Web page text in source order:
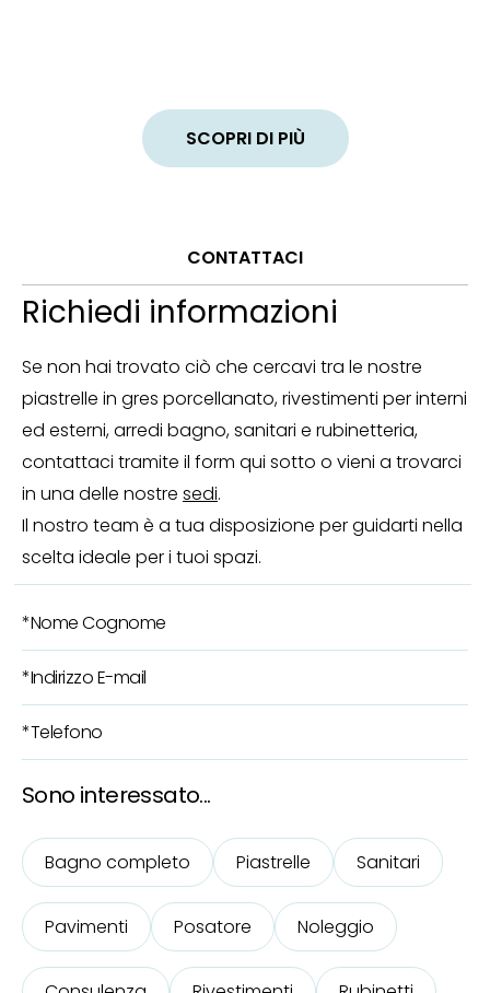
SCOPRI DI PIÙ
CONTATTACI
Richiedi informazioni
Se non hai trovato ciò che cercavi tra le nostre
piastrelle in gres porcellanato, rivestimenti per interni
ed esterni, arredi bagno, sanitari e rubinetteria,
contattaci tramite il form qui sotto o vieni a trovarci
in una delle nostre sedi.
Il nostro team è a tua disposizione per guidarti nella
scelta ideale per i tuoi spazi.
Sono interessato...
Bagno completo Piastrelle Sanitari
Pavimenti Posatore Noleggio